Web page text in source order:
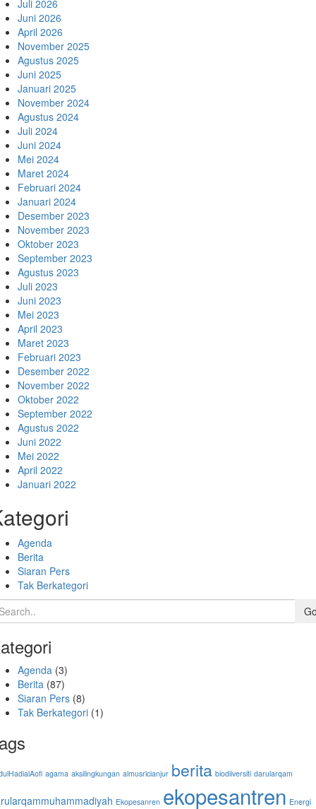
Juli 2026
Juni 2026
April 2026
November 2025
Agustus 2025
Juni 2025
Januari 2025
November 2024
Agustus 2024
Juli 2024
Juni 2024
Mei 2024
Maret 2024
Februari 2024
Januari 2024
Desember 2023
November 2023
Oktober 2023
September 2023
Agustus 2023
Juli 2023
Juni 2023
Mei 2023
April 2023
Maret 2023
Februari 2023
Desember 2022
November 2022
Oktober 2022
September 2022
Agustus 2022
Juni 2022
Mei 2022
April 2022
Januari 2022
Agenda
Berita
Siaran Pers
Tak Berkategori
Agenda (3)
Berita (87)
Siaran Pers (8)
Tak Berkategori (1)
agama aksilingkungan almusricianjur berita biodiiversiti darularqam
Ekopesanren ekopesantren Energi